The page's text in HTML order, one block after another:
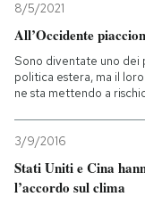
Tecnologia
Internet
Scienza
Cultura
Economia
Sport
8/5/2021
All’Occidente
Sono diventate uno dei
politica estera, ma il
ne sta mettendo a
3/9/2016
Stati Uniti e Cina
l’accordo sul clima